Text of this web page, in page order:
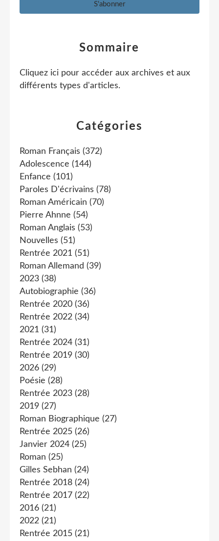
Catégories
Roman Français (372)
Adolescence (144)
Enfance (101)
Paroles D'écrivains (78)
Roman Américain (70)
Pierre Ahnne (54)
Roman Anglais (53)
Nouvelles (51)
Rentrée 2021 (51)
Roman Allemand (39)
2023 (38)
Autobiographie (36)
Rentrée 2020 (36)
Rentrée 2022 (34)
2021 (31)
Rentrée 2024 (31)
Rentrée 2019 (30)
2026 (29)
Poésie (28)
Rentrée 2023 (28)
2019 (27)
Roman Biographique (27)
Rentrée 2025 (26)
Janvier 2024 (25)
Roman (25)
Gilles Sebhan (24)
Rentrée 2018 (24)
Rentrée 2017 (22)
2016 (21)
2022 (21)
Rentrée 2015 (21)
Sommaire
Cliquez ici pour accéder aux archives et aux
différents types d'articles.